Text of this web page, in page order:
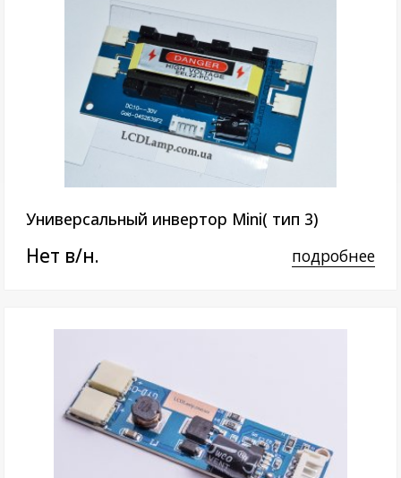
Универсальный инвертор Mini( тип 3)
Нет в/н. подробнее